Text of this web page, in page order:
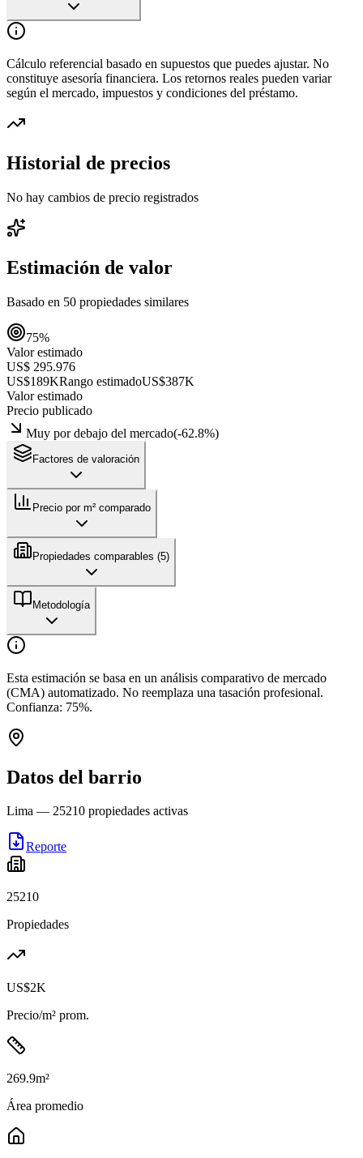
Cálculo referencial basado en supuestos que puedes ajustar. No
constituye asesoría financiera. Los retornos reales pueden variar
según el mercado, impuestos y condiciones del préstamo.
Historial de precios
No hay cambios de precio registrados
Estimación de valor
Basado en 50 propiedades similares
75%
Valor estimado
US$ 295.976
US$189KRango estimadoUS$387K
Valor estimado
Precio publicado
Muy por debajo del mercado(-62.8%)
Factores de valoración
Precio por m² comparado
Propiedades comparables (5)
Metodología
Esta estimación se basa en un análisis comparativo de mercado
(CMA) automatizado. No reemplaza una tasación profesional.
Confianza: 75%.
Datos del barrio
Lima — 25210 propiedades activas
Reporte
25210
Propiedades
US$2K
Precio/m² prom.
269.9m²
Área promedio